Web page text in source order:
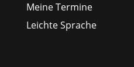
Meine Termine
Leichte Sprache